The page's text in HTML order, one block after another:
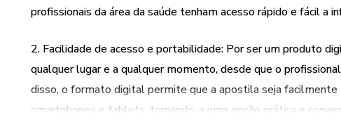
profissionais da área da saúde tenham acesso rápido e fácil a
2. Facilidade de acesso e portabilidade: Por ser um produto
qualquer lugar e a qualquer momento, desde que o
disso, o formato digital permite que a apostila seja
smartphones e tablets, tornando-a uma opção prática e